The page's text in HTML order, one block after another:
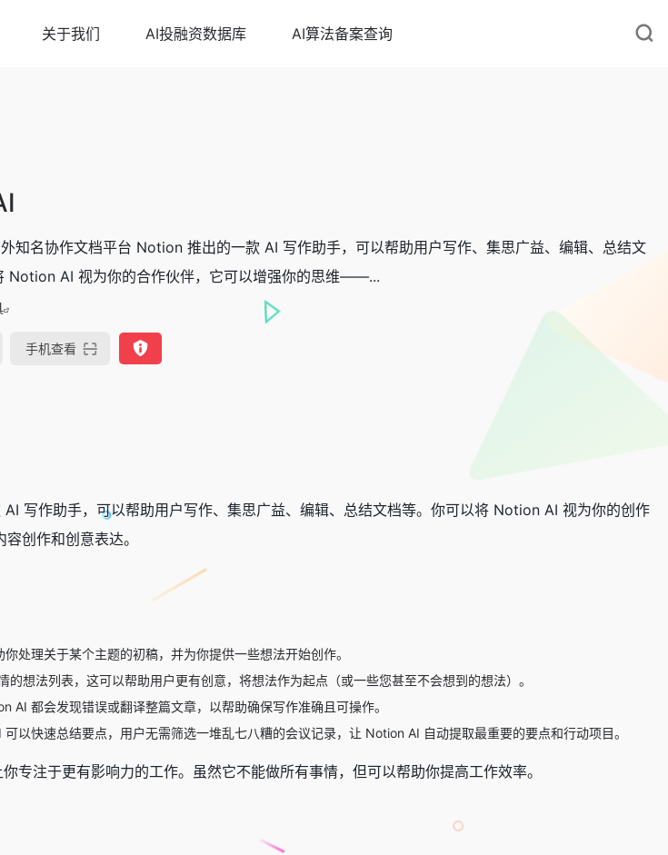
关于我们 AI投融资数据库 AI算法备案查询
知名协作文档平台 Notion 推出的一款 AI 写作助手，可以帮助用户写作、集思广益、编辑、总结文
Notion AI 视为你的合作伙伴，它可以增强你的思维——...
手机查看
写作助手，可以帮助用户写作、集思广益、编辑、总结文档等。你可以将 Notion AI 视为你的创作
创作和创意表达。
处理关于某个主题的初稿，并为你提供一些想法开始创作。
想法列表，这可以帮助用户更有创意，将想法作为起点（或一些您甚至不会想到的想法）。
AI 都会发现错误或翻译整篇文章，以帮助确保写作准确且可操作。
以快速总结要点，用户无需筛选一堆乱七八糟的会议记录，让 Notion AI 自动提取最重要的要点和行动项目。
注于更有影响力的工作。虽然它不能做所有事情，但可以帮助你提高工作效率。